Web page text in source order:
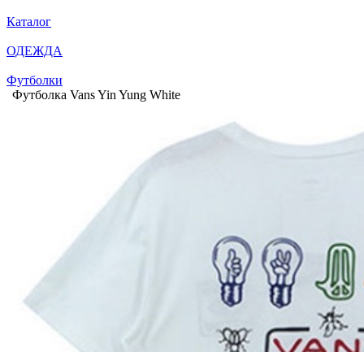
Каталог
ОДЕЖДА
Футболки
Футболка Vans Yin Yung White